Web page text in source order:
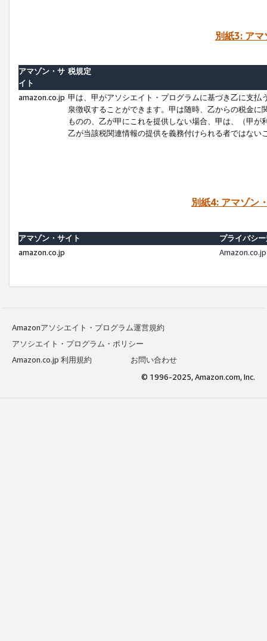
別紙3: ア
アマゾン・サ
イト
税規定
amazon.co.jp 甲は、甲がアソシエイト・プログラムに基づき乙に支
泉徴収することができます。甲は随時、乙からの税金
ものの、乙が甲にこれを提供しない場合、甲は、（甲
乙が当該税関連情報の提供を義務付けられる者ではな
別紙4: アマゾン
アマゾン・サイト
プライバシ
amazon.co.jp
Amazonアソシエイト・プログラム運営規約
アソシエイト・プログラム・ポリシー
Amazon.co.jp 利用規約
お問い合わせ
© 1996-2025, Amazon.com, Inc.